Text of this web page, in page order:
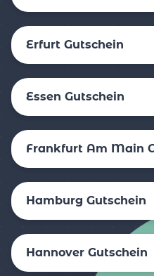
Erfurt Gutschein
Essen Gutschein
Hamburg Gutschein
Hannover Gutschein